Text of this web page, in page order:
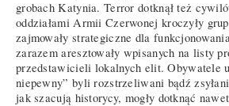
grobach Katynia. Terror dotknął też
oddziałami Armii Czerwonej kroczyły
zajmowały strategiczne dla
zarazem aresztowały wpisanych na listy
przedstawicieli lokalnych elit. Obywatele
niepewny” byli rozstrzeliwani bądź
jak szacują historycy, mogły dotknąć